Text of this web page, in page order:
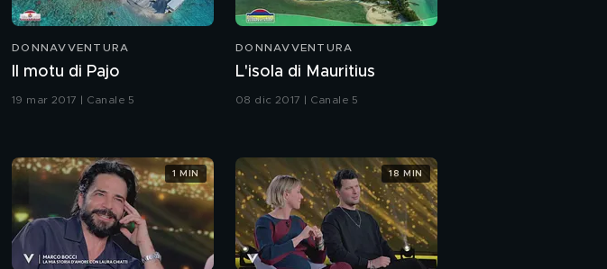
DONNAVVENTURA
Il motu di Pajo
19 mar 2017 | Canale 5
DONNAVVENTURA
L'isola di Mauritius
08 dic 2017 | Canale 5
1 MIN 18 MIN